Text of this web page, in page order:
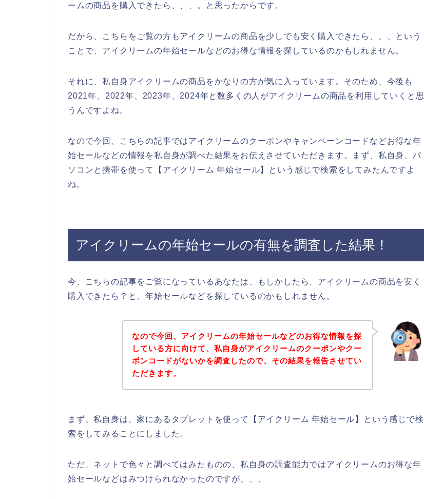
ームの商品を購入できたら、、、。と思ったからです。
だから、こちらをご覧の方もアイクリームの商品を少しでも安く購入できたら、、、という
ことで、アイクリームの年始セールなどのお得な情報を探しているのかもしれません。
それに、私自身アイクリームの商品をかなりの方が気に入っています。そのため、今後も
2021年、2022年、2023年、2024年と数多くの人がアイクリームの商品を利用していくと思
うんですよね。
なので今回、こちらの記事ではアイクリームのクーポンやキャンペーンコードなどお得な年
始セールなどの情報を私自身が調べた結果をお伝えさせていただきます。まず、私自身、パ
ソコンと携帯を使って【アイクリーム 年始セール】という感じで検索をしてみたんですよ
ね。
アイクリームの年始セールの有無を調査した結果！
今、こちらの記事をご覧になっているあなたは、もしかしたら、アイクリームの商品を安く
購入できたら？と、年始セールなどを探しているのかもしれません。
なので今回、アイクリームの年始セールなどのお得な情報を探
している方に向けて、私自身がアイクリームのクーポンやクー
ポンコードがないかを調査したので、その結果を報告させてい
ただきます。
まず、私自身は、家にあるタブレットを使って【アイクリーム 年始セール】という感じで検
索をしてみることにしました。
ただ、ネットで色々と調べてはみたものの、私自身の調査能力ではアイクリームのお得な年
始セールなどはみつけられなかったのですが、、、